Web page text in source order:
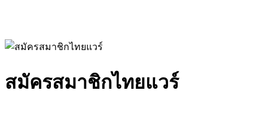
สมัครสมาชิกไทยแวร์